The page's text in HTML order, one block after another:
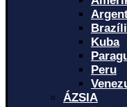
Kuba
Peru
ÁZSIA